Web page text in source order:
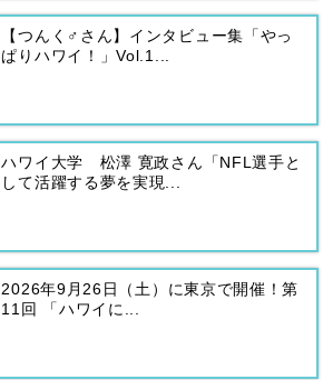
【つんく♂さん】インタビュー集「やっ
ぱりハワイ！」Vol.1...
ハワイ大学 松澤 寛政さん「NFL選手と
して活躍する夢を実現...
2026年9月26日（土）に東京で開催！第
11回 「ハワイに...